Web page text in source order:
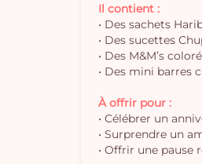
Il contient :
• Des sachets
• Des sucettes
• Des M&M’s
• Des mini barres
À offrir pour :
• Célébrer un
• Surprendre un
• Offrir une pause